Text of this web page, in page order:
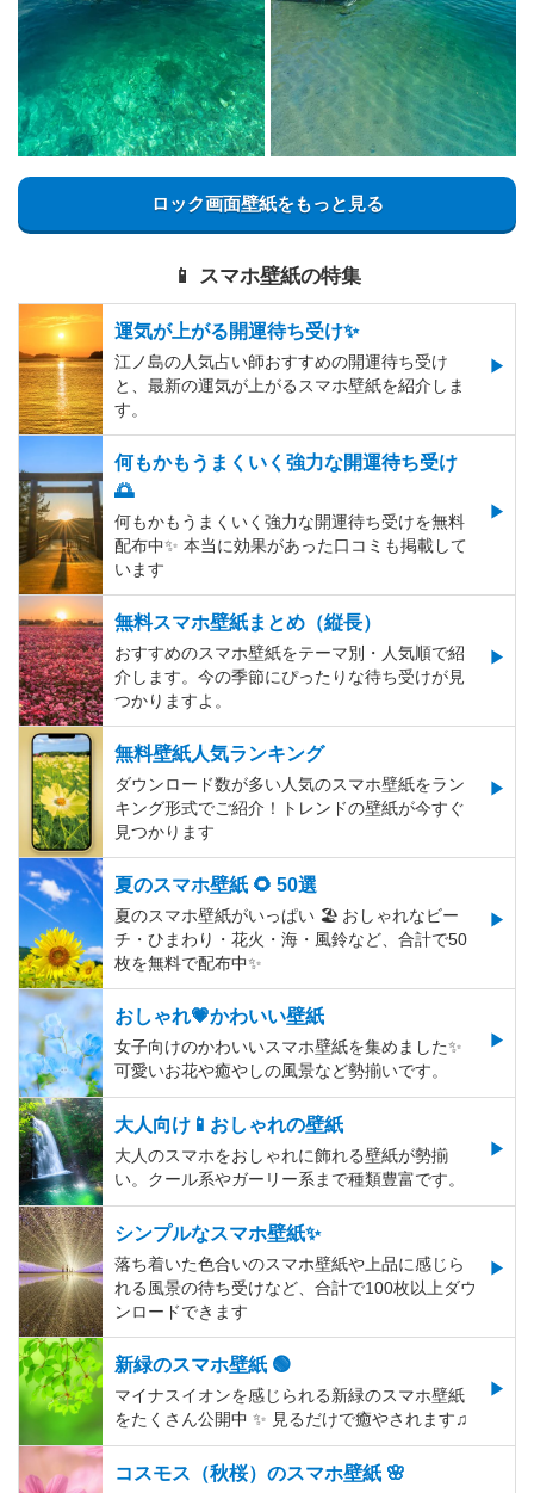
ロック画面壁紙をもっと見る
📱 スマホ壁紙の特集
運気が上がる開運待ち受け✨
江ノ島の人気占い師おすすめの開運待ち受け
と、最新の運気が上がるスマホ壁紙を紹介しま
す。
何もかもうまくいく強力な開運待ち受け
🌅
何もかもうまくいく強力な開運待ち受けを無料
配布中✨️ 本当に効果があった口コミも掲載して
います
無料スマホ壁紙まとめ（縦長）
おすすめのスマホ壁紙をテーマ別・人気順で紹
介します。今の季節にぴったりな待ち受けが見
つかりますよ。
無料壁紙人気ランキング
ダウンロード数が多い人気のスマホ壁紙をラン
キング形式でご紹介！トレンドの壁紙が今すぐ
見つかります
夏のスマホ壁紙 🌻 50選
夏のスマホ壁紙がいっぱい 🏖 おしゃれなビー
チ・ひまわり・花火・海・風鈴など、合計で50
枚を無料で配布中✨
おしゃれ💗かわいい壁紙
女子向けのかわいいスマホ壁紙を集めました✨
可愛いお花や癒やしの風景など勢揃いです。
大人向け📱おしゃれの壁紙
大人のスマホをおしゃれに飾れる壁紙が勢揃
い。クール系やガーリー系まで種類豊富です。
シンプルなスマホ壁紙✨
落ち着いた色合いのスマホ壁紙や上品に感じら
れる風景の待ち受けなど、合計で100枚以上ダウ
ンロードできます
新緑のスマホ壁紙 🟢
マイナスイオンを感じられる新緑のスマホ壁紙
をたくさん公開中 ✨ 見るだけで癒やされます♫
コスモス（秋桜）のスマホ壁紙 🌸